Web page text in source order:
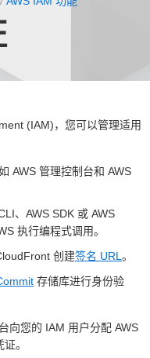
(IAM)，您可以管理适用
AWS 管理控制台和 AWS
、AWS SDK 或 AWS
执行编程式调用。
创建签名 URL 。
存储库进行身份验
向您的 IAM 用户分配 AWS
。